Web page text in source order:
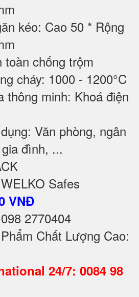
kéo: Cao 50 * Rộng
chống trộm
cháy: 1000 - 1200°C
thông minh: Khoá điện
Văn phòng, ngân
đình, ...
Safes
VNĐ
2770404
Chất Lượng Cao:
24/7: 0084 98